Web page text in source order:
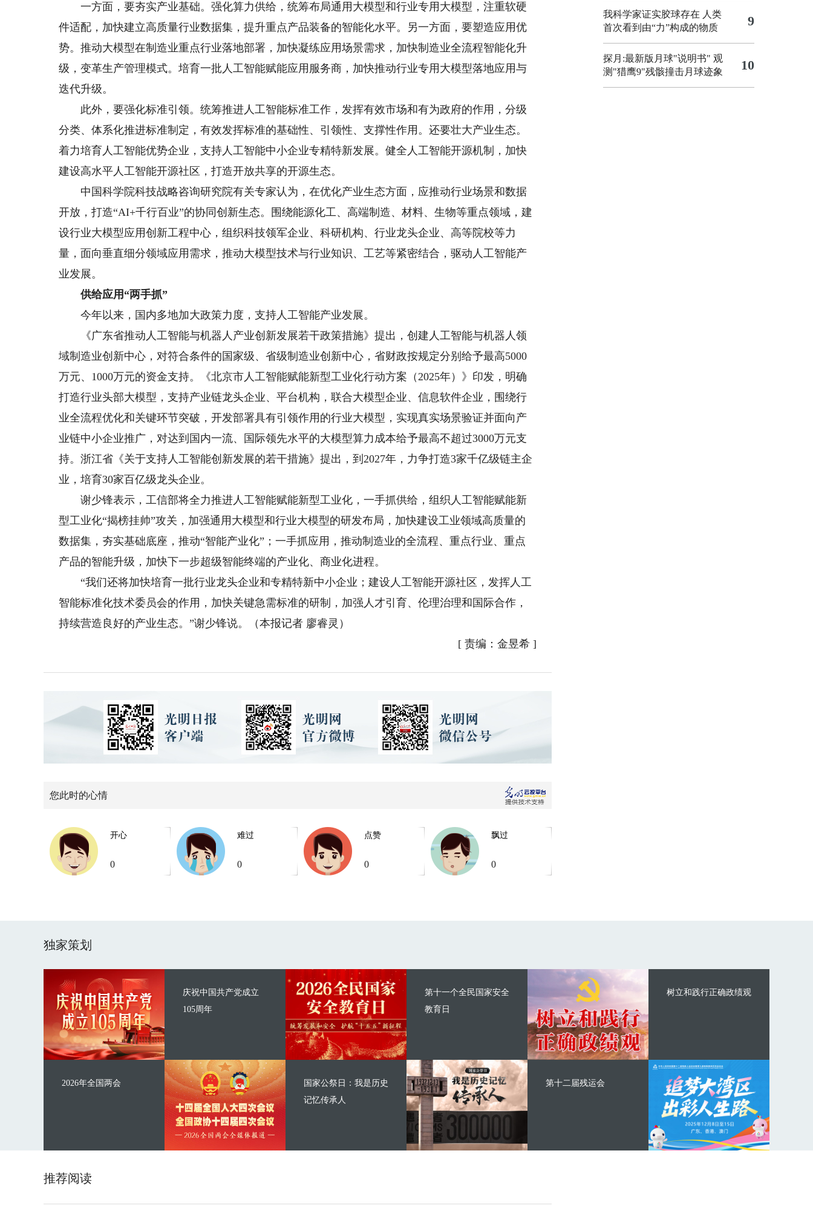
一方面，要夯实产业基础。强化算力供给，统筹布局通用大模型和行业专用大模型，注重软硬
件适配，加快建立高质量行业数据集，提升重点产品装备的智能化水平。另一方面，要塑造应用优
势。推动大模型在制造业重点行业落地部署，加快凝练应用场景需求，加快制造业全流程智能化升
级，变革生产管理模式。培育一批人工智能赋能应用服务商，加快推动行业专用大模型落地应用与
迭代升级。
此外，要强化标准引领。统筹推进人工智能标准工作，发挥有效市场和有为政府的作用，分级
分类、体系化推进标准制定，有效发挥标准的基础性、引领性、支撑性作用。还要壮大产业生态。
着力培育人工智能优势企业，支持人工智能中小企业专精特新发展。健全人工智能开源机制，加快
建设高水平人工智能开源社区，打造开放共享的开源生态。
中国科学院科技战略咨询研究院有关专家认为，在优化产业生态方面，应推动行业场景和数据
开放，打造“AI+千行百业”的协同创新生态。围绕能源化工、高端制造、材料、生物等重点领域，建
设行业大模型应用创新工程中心，组织科技领军企业、科研机构、行业龙头企业、高等院校等力
量，面向垂直细分领域应用需求，推动大模型技术与行业知识、工艺等紧密结合，驱动人工智能产
业发展。
供给应用“两手抓”
今年以来，国内多地加大政策力度，支持人工智能产业发展。
《广东省推动人工智能与机器人产业创新发展若干政策措施》提出，创建人工智能与机器人领
域制造业创新中心，对符合条件的国家级、省级制造业创新中心，省财政按规定分别给予最高5000
万元、1000万元的资金支持。《北京市人工智能赋能新型工业化行动方案（2025年）》印发，明确
打造行业头部大模型，支持产业链龙头企业、平台机构，联合大模型企业、信息软件企业，围绕行
业全流程优化和关键环节突破，开发部署具有引领作用的行业大模型，实现真实场景验证并面向产
业链中小企业推广，对达到国内一流、国际领先水平的大模型算力成本给予最高不超过3000万元支
持。浙江省《关于支持人工智能创新发展的若干措施》提出，到2027年，力争打造3家千亿级链主企
业，培育30家百亿级龙头企业。
谢少锋表示，工信部将全力推进人工智能赋能新型工业化，一手抓供给，组织人工智能赋能新
型工业化“揭榜挂帅”攻关，加强通用大模型和行业大模型的研发布局，加快建设工业领域高质量的
数据集，夯实基础底座，推动“智能产业化”；一手抓应用，推动制造业的全流程、重点行业、重点
产品的智能升级，加快下一步超级智能终端的产业化、商业化进程。
“我们还将加快培育一批行业龙头企业和专精特新中小企业；建设人工智能开源社区，发挥人工
智能标准化技术委员会的作用，加快关键急需标准的研制，加强人才引育、伦理治理和国际合作，
持续营造良好的产业生态。”谢少锋说。（本报记者 廖睿灵）
[ 责编：金昱希]
您此时的心情
开心
0
难过
0
点赞
0
飘过
0
我科学家证实胶球存在 人类
首次看到由“力”构成的物质
9
探月:最新版月球"说明书" 观
测"猎鹰9"残骸撞击月球迹象
10
独家策划
庆祝中国共产党成立
105周年
2026年全国两会
第十一个全民国家安全
教育日
国家公祭日：我是历史
记忆传承人
树立和践行正确政绩观
第十二届残运会
推荐阅读